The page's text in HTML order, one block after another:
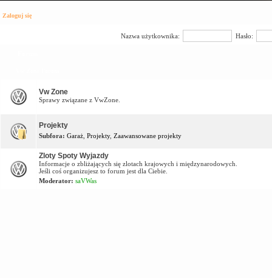
Zaloguj się
Nazwa użytkownika: Hasło:
Vw Zone
Sprawy związane z VwZone.
Projekty
Subfora: Garaż Projekty, Zaawansowane projekty
Zloty Spoty Wyjazdy
Informacje o zbliżających się zlotach krajowych i międzynarodowych.
Jeśli coś organizujesz to forum jest dla Ciebie.
Moderator: saVWas